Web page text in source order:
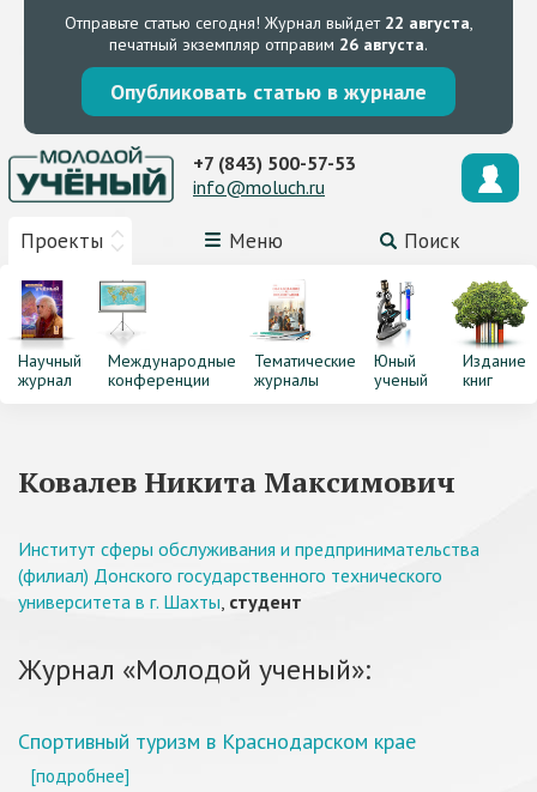
Отправьте статью сегодня! Журнал выйдет 22 августа,
печатный экземпляр отправим 26 августа.
Опубликовать статью в журнале
Проекты Меню Поиск
+7 (843) 500-57-53
info@moluch.ru
Научный
журнал
Международные
конференции
Тематические
журналы
Юный
ученый
Издание
книг
Ковалев Никита Максимович
Институт сферы обслуживания и предпринимательства
(филиал) Донского государственного технического
университета в г. Шахты, студент
Журнал «Молодой ученый»:
Спортивный туризм в Краснодарском крае
[подробнее]